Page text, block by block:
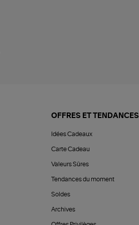
OFFRES ET TENDANCES
Idées Cadeaux
Carte Cadeau
Valeurs Sûres
Tendances du moment
Soldes
Archives